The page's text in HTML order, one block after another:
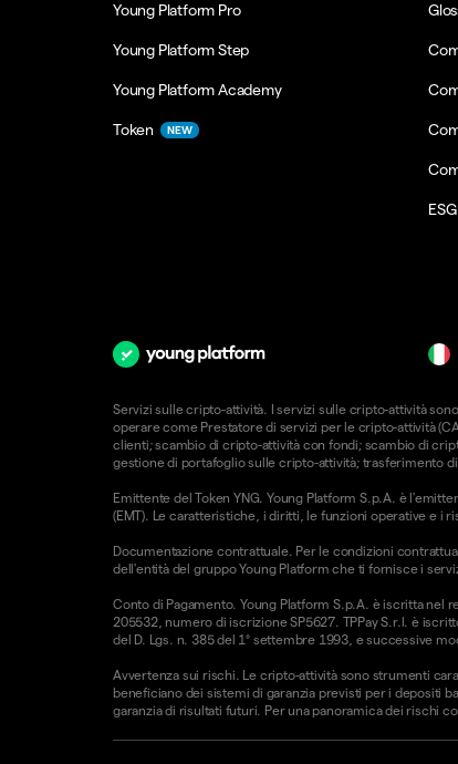
Young Platform Pro
Young Platform Step
Young Platform Academy
Token NEW
Servizi sulle cripto-attività. I servizi sulle cripto-attività
operare come Prestatore di servizi per le cripto-attività
clienti; scambio di cripto-attività con fondi; scambio di
gestione di portafoglio sulle cripto-attività; trasferimento
Emittente del Token YNG. Young Platform S.p.A. è
(EMT). Le caratteristiche, i diritti, le funzioni operative e i
Documentazione contrattuale. Per le condizioni
dell'entità del gruppo Young Platform che ti fornisce i
Conto di Pagamento. Young Platform S.p.A. è iscritta nel
205532, numero di iscrizione SP5627. TPPay S.r.l. è
del D. Lgs. n. 385 del 1° settembre 1993, e successive
Avvertenza sui rischi. Le cripto-attività sono strumenti
beneficiano dei sistemi di garanzia previsti per i depositi
garanzia di risultati futuri. Per una panoramica dei rischi